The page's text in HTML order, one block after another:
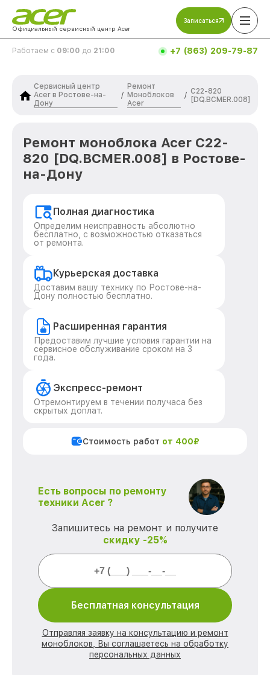
Официальный сервисный центр Acer
Записаться
Работаем с 09:00 до 21:00 +7 (863) 209-79-87
Сервисный центр
Acer в Ростове-на-
Дону
/
Ремонт
Моноблоков
Acer
/ C22-820
[DQ.BCMER.008]
Ремонт моноблока Acer C22-
820 [DQ.BCMER.008] в Ростове-
на-Дону
Полная диагностика
Определим неисправность абсолютно
бесплатно, с возможностью отказаться
от ремонта.
Курьерская доставка
Доставим вашу технику по Ростове-на-
Дону полностью бесплатно.
Расширенная гарантия
Предоставим лучшие условия гарантии на
сервисное обслуживание сроком на 3
года.
Экспресс-ремонт
Отремонтируем в течении получаса без
скрытых доплат.
Стоимость работ от 400₽
Есть вопросы по ремонту
техники Acer ?
Запишитесь на ремонт и получите
скидку -25%
Бесплатная консультация
Отправляя заявку на консультацию и ремонт
моноблоков, Вы соглашаетесь на обработку
персональных данных